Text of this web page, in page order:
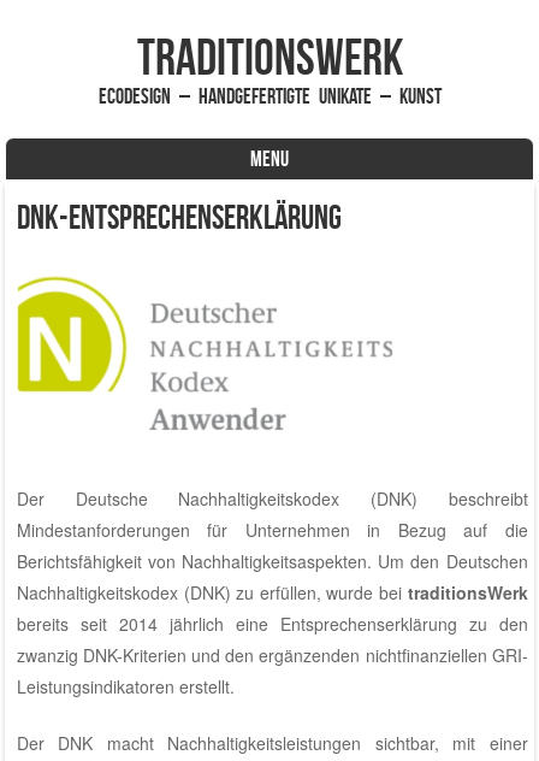
traditionsWerk
EcoDesign – handgefertigte Unikate – Kunst
MENU
DNK-Entsprechenserklärung
Der Deutsche Nachhaltigkeitskodex (DNK) beschreibt
Mindestanforderungen für Unternehmen in Bezug auf die
Berichtsfähigkeit von Nachhaltigkeitsaspekten. Um den Deutschen
Nachhaltigkeitskodex (DNK) zu erfüllen, wurde bei traditionsWerk
bereits seit 2014 jährlich eine Entsprechenserklärung zu den
zwanzig DNK-Kriterien und den ergänzenden nichtfinanziellen GRI-
Leistungsindikatoren erstellt.
Der DNK macht Nachhaltigkeitsleistungen sichtbar, mit einer